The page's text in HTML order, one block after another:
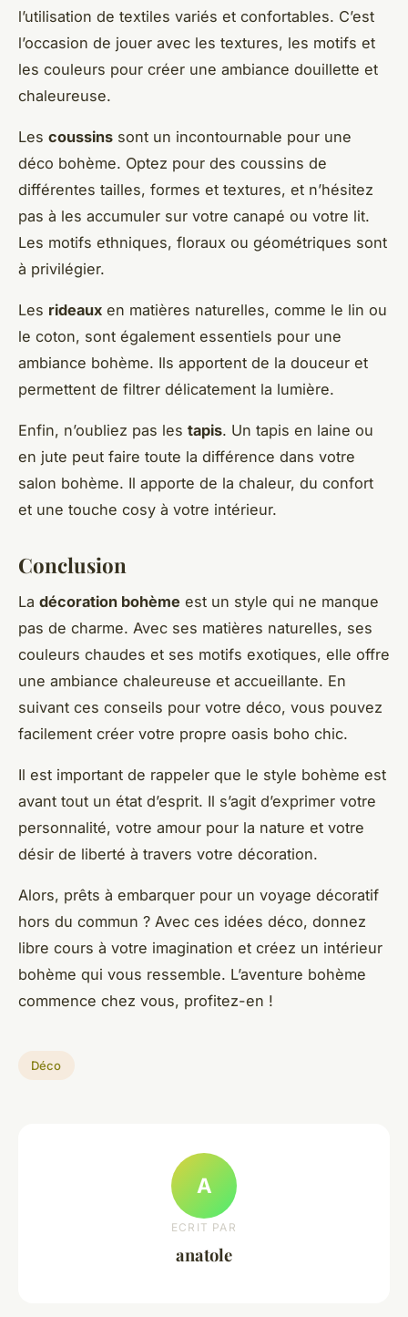
l’utilisation de textiles variés et confortables. C’est
l’occasion de jouer avec les textures, les motifs et
les couleurs pour créer une ambiance douillette et
chaleureuse.
Les coussins sont un incontournable pour une
déco bohème. Optez pour des coussins de
différentes tailles, formes et textures, et n’hésitez
pas à les accumuler sur votre canapé ou votre lit.
Les motifs ethniques, floraux ou géométriques sont
à privilégier.
Les rideaux en matières naturelles, comme le lin ou
le coton, sont également essentiels pour une
ambiance bohème. Ils apportent de la douceur et
permettent de filtrer délicatement la lumière.
Enfin, n’oubliez pas les tapis. Un tapis en laine ou
en jute peut faire toute la différence dans votre
salon bohème. Il apporte de la chaleur, du confort
et une touche cosy à votre intérieur.
Conclusion
La décoration bohème est un style qui ne manque
pas de charme. Avec ses matières naturelles, ses
couleurs chaudes et ses motifs exotiques, elle offre
une ambiance chaleureuse et accueillante. En
suivant ces conseils pour votre déco, vous pouvez
facilement créer votre propre oasis boho chic.
Il est important de rappeler que le style bohème est
avant tout un état d’esprit. Il s’agit d’exprimer votre
personnalité, votre amour pour la nature et votre
désir de liberté à travers votre décoration.
Alors, prêts à embarquer pour un voyage décoratif
hors du commun ? Avec ces idées déco, donnez
libre cours à votre imagination et créez un intérieur
bohème qui vous ressemble. L’aventure bohème
commence chez vous, profitez-en !
Déco
A
ECRIT PAR
anatole